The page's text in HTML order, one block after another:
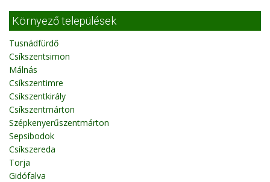
Környező települések
Tusnádfürdő
Csíkszentsimon
Málnás
Csíkszentimre
Csíkszentkirály
Csíkszentmárton
Szépkenyerűszentmárton
Sepsibodok
Csíkszereda
Torja
Gidófalva